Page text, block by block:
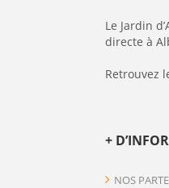
Le Jardin
directe à
Retrouvez
+
NOS